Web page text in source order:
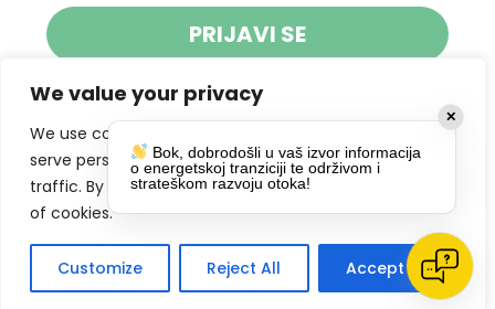
We value your privacy
We use cookies to enhance your browsing experience,
serve personalized ads or content, and analyze our
traffic. By clicking "Accept All", you consent to our use
of cookies.
Customize Reject All Accept All
PRIJAVI SE
Klikom na gumb dajete suglasnost za
primanje novosti Pokreta Otoka te se
slažete spolitikom privatnosti.
DRUŠTVENE MREŽE
✕
Bok, dobrodošli u vaš izvor informacija
o energetskoj tranziciji te održivom i
strateškom razvoju otoka!